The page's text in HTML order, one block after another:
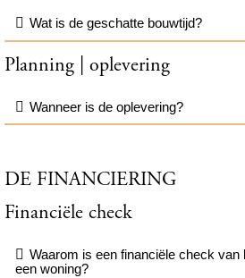
Wat is de geschatte bouwtijd?
Planning | oplevering
Wanneer is de oplevering?
DE FINANCIERING
Financiële check
Waarom is een financiële check van
een woning?